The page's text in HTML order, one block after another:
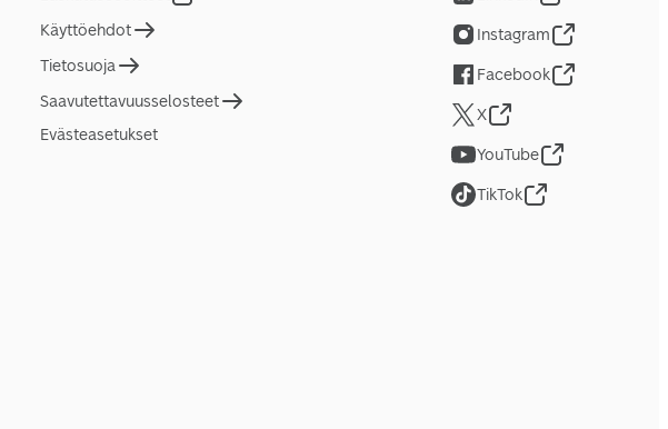
Käyttöehdot
Tietosuoja
Saavutettavuusselosteet
Evästeasetukset
Instagram
Facebook
X
YouTube
TikTok